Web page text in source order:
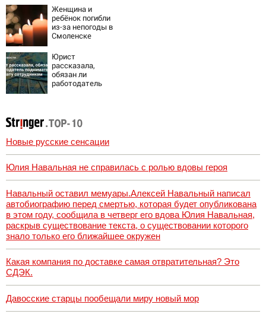
Вести.ru
Женщина и
ребёнок погибли
из-за непогоды в
Смоленске
Юрист
рассказала,
обязан ли
работодатель
Новые русские сенсации
Юлия Навальная не справилась с ролью вдовы героя
Навальный оставил мемуары.Алексей Навальный написал
автобиографию перед смертью, которая будет опубликована
в этом году, сообщила в четверг его вдова Юлия Навальная,
раскрыв существование текста, о существовании которого
знало только его ближайшее окружен
Какая компания по доставке самая отвратительная? Это
СДЭК.
Давосские старцы пообещали миру новый мор